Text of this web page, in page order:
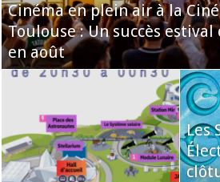
Cinéma en plein air à la
Toulouse : Un succès
en août
Les